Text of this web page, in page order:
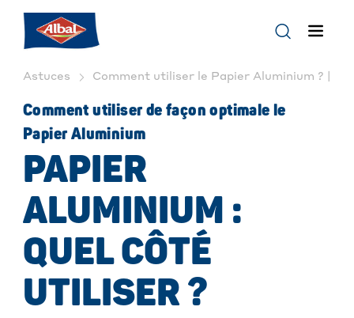
Astuces Comment utiliser le Papier Aluminium ? |
Comment utiliser de façon optimale le
Papier Aluminium
PAPIER
ALUMINIUM :
QUEL CÔTÉ
UTILISER ?